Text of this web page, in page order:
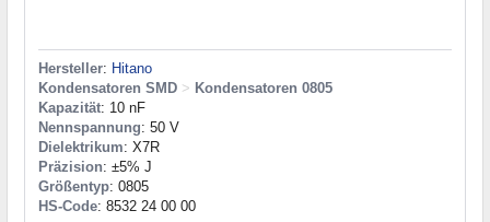
Hersteller: Hitano
Kondensatoren SMD > Kondensatoren 0805
Kapazität: 10 nF
Nennspannung: 50 V
Dielektrikum: X7R
Präzision: ±5% J
Größentyp: 0805
HS-Code: 8532 24 00 00